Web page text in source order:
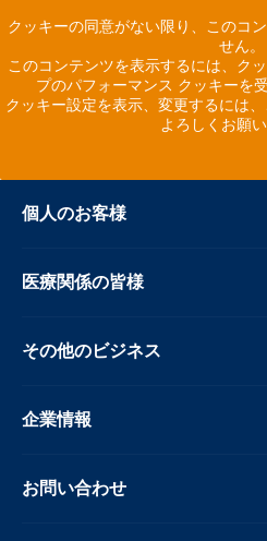
クッキーの同意がない限り、このコ
せん。
このコンテンツを表示するには、ク
プのパフォーマンス クッキーを
クッキー設定を表示、変更するには
よろしくお願い
個人のお客様
医療関係の皆様
その他のビジネス
企業情報
お問い合わせ